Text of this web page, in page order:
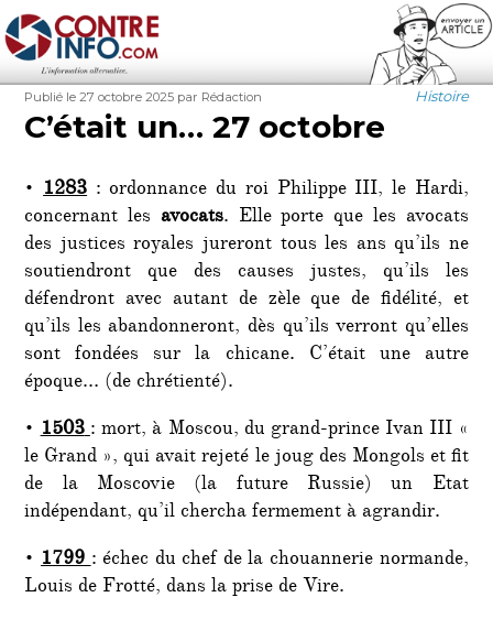
Contre-Info
Publié
le
Publié le 27 octobre 2025 Auteur
par Rédaction Catégories
Histoire
C’était un… 27 octobre
•1283 : ordonnance du roi Philippe III, le Hardi,
concernant les avocats. Elle porte que les avocats
des justices royales jureront tous les ans qu’ils ne
soutiendront que des causes justes, qu’ils les
défendront avec autant de zèle que de fidélité, et
qu’ils les abandonneront, dès qu’ils verront qu’elles
sont fondées sur la chicane. C’était une autre
époque… (de chrétienté).
•1503: mort, à Moscou, du grand-prince Ivan III «
le Grand », qui avait rejeté le joug des Mongols et fit
de la Moscovie (la future Russie) un Etat
indépendant, qu’il chercha fermement à agrandir.
• 1799: échec du chef de la chouannerie normande,
Louis de Frotté, dans la prise de Vire.